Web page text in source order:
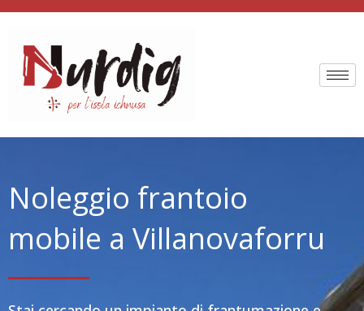
Vai
contenuto
Noleggio frantoio
mobile a Villanovaforru